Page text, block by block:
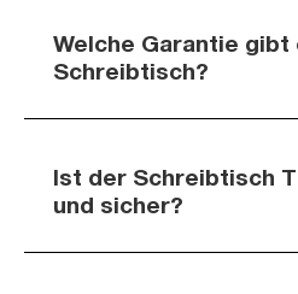
Welche Garantie gibt
Schreibtisch?
Ist der Schreibtisch
und sicher?